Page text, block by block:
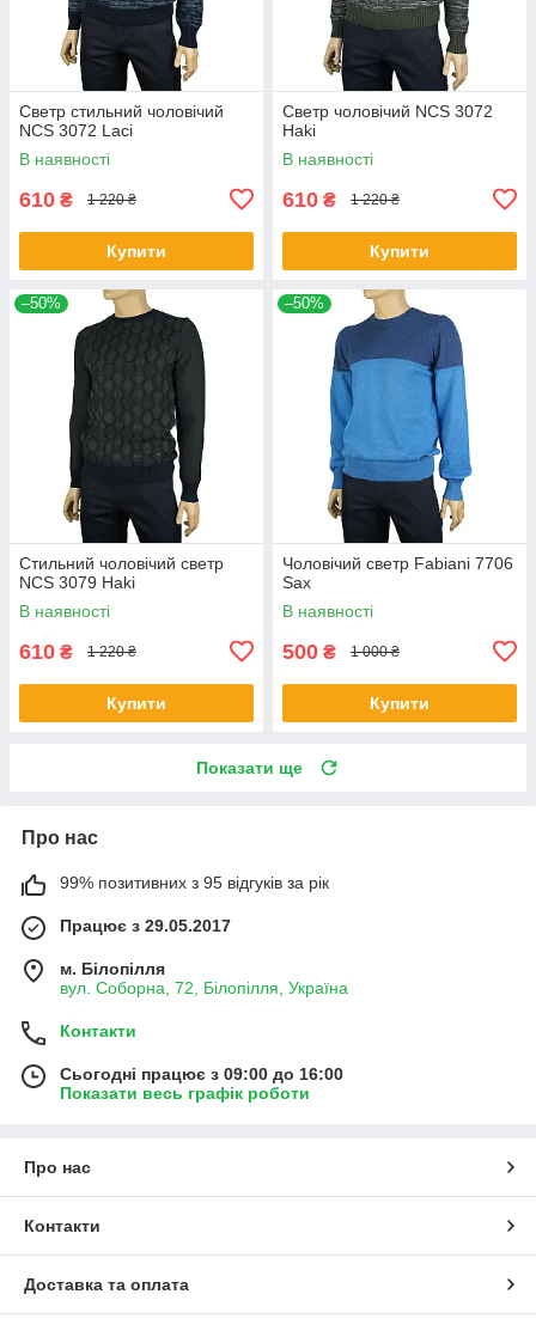
Светр стильний чоловічий
NCS 3072 Laci
В наявності
610 ₴ 1 220 ₴
Купити
Светр чоловічий NCS 3072
Haki
В наявності
610 ₴ 1 220 ₴
Купити
–50%
Стильний чоловічий светр
NCS 3079 Haki
В наявності
610 ₴ 1 220 ₴
Купити
–50%
Чоловічий светр Fabiani 7706
Sax
В наявності
500 ₴ 1 000 ₴
Купити
Показати ще
Про нас
99% позитивних з 95 відгуків за рік
Працює з 29.05.2017
м. Білопілля
вул. Соборна, 72, Білопілля, Україна
Контакти
Сьогодні працює з 09:00 до 16:00
Показати весь графік роботи
Про нас
Контакти
Доставка та оплата